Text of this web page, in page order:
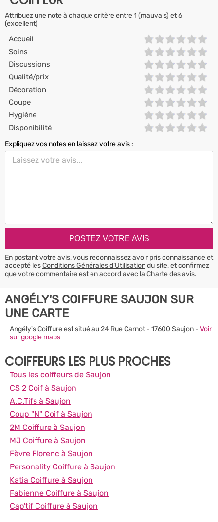
Attribuez une note à chaque critère entre 1 (mauvais) et 6
(excellent)
Accueil
Soins
Discussions
Qualité/prix
Décoration
Coupe
Hygiène
Disponibilité
Expliquez vos notes en laissez votre avis :
En postant votre avis, vous reconnaissez avoir pris connaissance et
accepté lesConditions Générales d’Utilisationdu site, et confirmez
que votre commentaire est en accord avec la Charte des avis.
ANGÉLY'S COIFFURE SAUJON SUR
UNE CARTE
Angély's Coiffure est situé au 24 Rue Carnot - 17600 Saujon - Voir
sur google maps
COIFFEURS LES PLUS PROCHES
Tous les coiffeurs de Saujon
CS 2 Coif à Saujon
A.C.Tifs à Saujon
Coup "N" Coif à Saujon
2M Coiffure à Saujon
MJ Coiffure à Saujon
Fèvre Florenc à Saujon
Personality Coiffure à Saujon
Katia Coiffure à Saujon
Fabienne Coiffure à Saujon
Cap'tif Coiffure à Saujon